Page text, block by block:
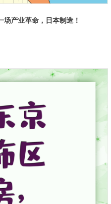
场产业革命，日本制造！